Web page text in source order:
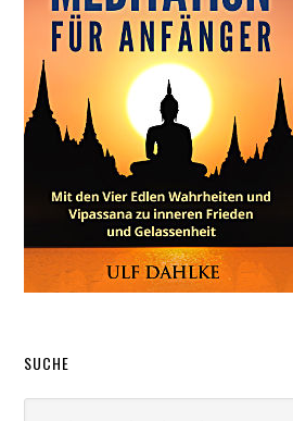
SUCHE